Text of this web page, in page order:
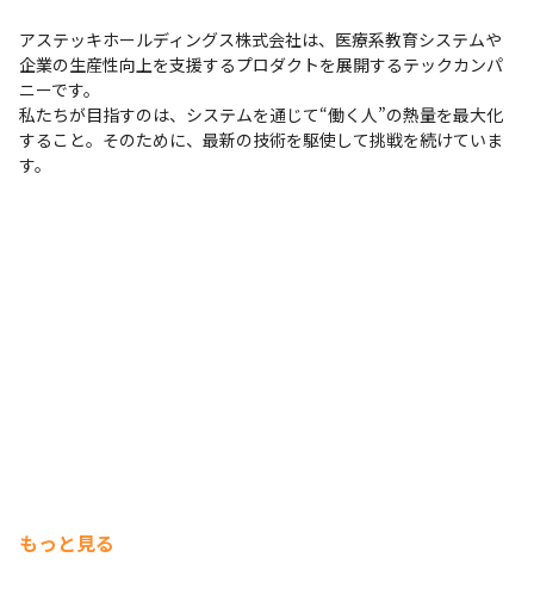
アステッキホールディングス株式会社は、医療系教育システムや
企業の生産性向上を支援するプロダクトを展開するテックカンパ
ニーです。
私たちが目指すのは、システムを通じて“働く人”の熱量を最大化
すること。そのために、最新の技術を駆使して挑戦を続けていま
す。
もっと見る